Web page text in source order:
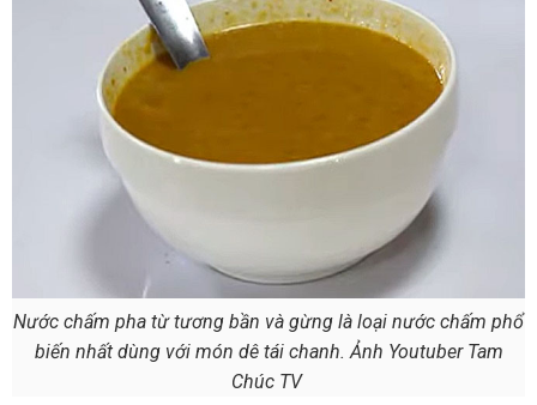
Nước chấm pha từ tương bần và gừng là loại nước chấm phổ
biến nhất dùng với món dê tái chanh. Ảnh Youtuber Tam
Chúc TV